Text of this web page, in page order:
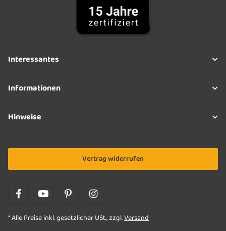
Interessantes
Informationen
Hinweise
Vertrag widerrufen
* Alle Preise inkl. gesetzlicher USt., zzgl.Versand